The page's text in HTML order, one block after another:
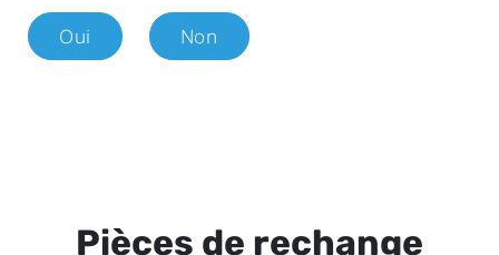
Oui Non
Pièces de rechange